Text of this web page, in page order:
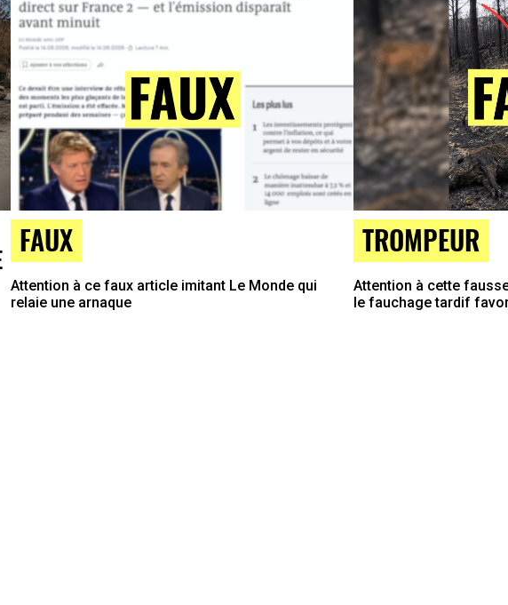
FAUX
Attention à ce faux article imitant Le Monde qui
relaie une arnaque
TROMPEUR
Attention à cette
le fauchage tardif